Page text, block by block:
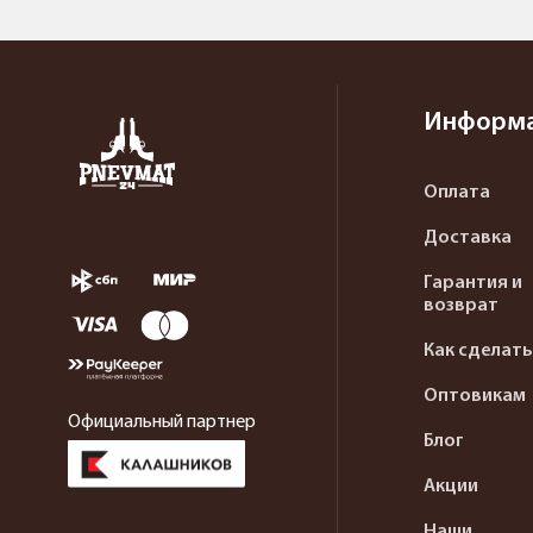
Официальный партнер
Оплата
Доставка
Гарантия и
возврат
Как сделать
Оптовикам
Блог
Акции